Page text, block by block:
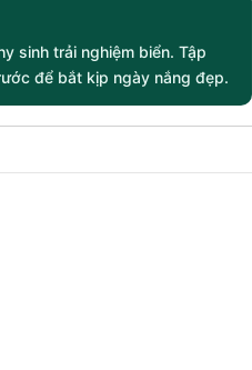
sinh trải nghiệm biển. Tập
để bắt kịp ngày nắng đẹp.